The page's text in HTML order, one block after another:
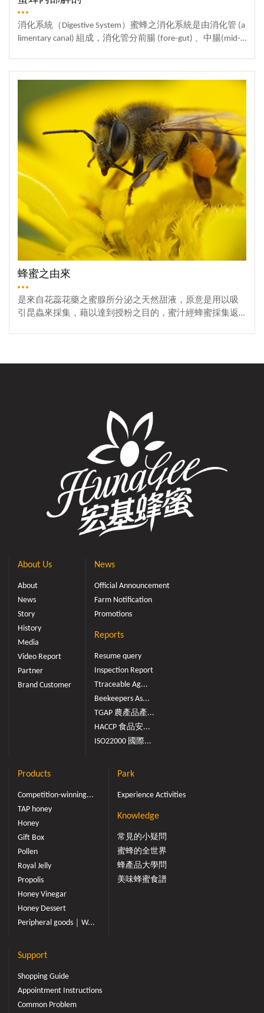
拔出時，針柄刺毛膜同時附在螫針上，警報費洛蒙也能繼
續作用，導引其它蜜蜂追擊被螫的人，及聚集在巢門口，
作攻擊準備或飛出攻擊。異戊乙酸〔IPA ; Isopentyl (isoamyl)
味，蜂農很熟悉這種味道，管理蜂群時碰撞到蜂箱引起蜂
蟲費洛蒙（brood pheromones）有抑制費洛蒙、幼蟲辨識費
洛蒙及刺激飛行費洛蒙三種。1. 抑制費洛蒙（inhibitory phe
romone）由工蜂幼蟲及蛹斯所分泌，能抑制小無王群內的
工蜂卵巢發育。因為，在有王及有幼蟲的蜂群中，工蜂的
卵巢很小，如果把工蜂幼蟲及蛹移除，工蜂的卵巢會逐漸
發育。所以，在無王及無幼蟲群中，是工蜂的幼蟲或蛹抑
制費洛蒙的作用，來抑制工蜂的卵巢發育，而不是蜂王的
幼蟲或幼蟲。2. 幼蟲辨識費洛蒙（brood-recognition pherom
one）工蜂辨認雄蜂、工蜂幼蟲及蛹是依賴這種費洛蒙來分
辨。幼蟲辨識費洛蒙還有促使工蜂聚集的作用。3. 刺激飛
行費洛蒙（foraging stimulating pheromone）也是一種接觸
性的費洛蒙，當幼蟲被紗網隔開後，彼此接觸的機會減
少，工蜂的採集花粉及花蜜會減少，因此，幼蟲的數目及
氣味，影響工蜂的採集飛行行為。
對足(leg) ，中後胸之背側各生一對膜質翅 (wing) ，足與翅
均為蜜蜂之運動器官。蜜蜂之足由基節 (coxa) 、轉節 (troch
anter) 、腿節 (femur) 、脛節 (tibia) 、跗節(tarsus)及前跗節
內，掃除觸角上之花粉。工蜂之後足又名攜粉足 (pollen-carr
ying leg) ，長而扁平，脛節最為寬扁，外側表面略凹陷，邊
緣有長毛，形成可以攜帶花粉之特殊裝置，稱花粉籃(pollen
basket) ，採集之花粉集中在此處，脛節末端與第一節 (basit
arsus) 連接處形成一夾鉗稱花粉壓 (pollen press) 幫助花粉裝
在花粉籃內。第一跗節亦龐大扁大，裡側有數排堅硬短
毛，稱為花粉梳 (pollen comb) ，刷取身體後端部花粉。 蜜
蜂之翅呈膜質透明，前翅 (fore-wing) 大，後翅 (hind-wing)
小，後翅前緣有一排翅鉤，飛翔時與前翅後緣連接，運動
一致。蜜蜂之翅除了飛行外，還能搧動氣流，調節蜂箱內
的濕度與溫度。腹部蜂王及工蜂腹部可見六個環節，雄蜂
則為七節，每節皆由背板及腹板構成。蜂王因腹內生殖系
統含有大量的卵，故腹部甚為長大。工蜂最後四環節腹板
中央各有一對蠟腺開口，第六節背板內含腺體稱納氏腺 (Na
ssanoff gland) ，能分泌揮發性化學物質費洛蒙 (pheromone)
，發出訊息供彼此聯絡之用。工蜂腹部末端腹面生有螫針
一枚，為產卵管 (ovipositor)，即為自衛武器，尖端生有倒
鉤，末端與毒囊相連，當工蜂將螫針刺入時，由於倒鉤作
便會死亡，蜂王之螫針專司產卵，而雄蜂則無螫針。蜜蜂
沿腹背，經胸部而開口於腦下，背管在腹部部分稱心臟 (he
流回體腔 。血液在體中流動時將養料輸送到體內各器官、
翅及足等部位，同時將各器官新陳代謝所產生的廢物送到
消化系統（Digestive System）蜜蜂之消化系統是由消化管 (a
limentary canal) 組成，消化管分前腸 (fore-gut) 、中腸(mid-g
後方，是消化管之最前方，食道是一肌肉壁之細長管，食
物在口器咀嚼時拌隨唾腺 (salivary gland) 分泌之唾液，易於
進入並通過咽喉及食道，蜜囊是貯存蜜汁和水分的地方，
工蜂之蜜囊伸縮性很大，其容積可擴大至60立方毫米，蜂
王及雄蜂之蜜囊則不發達。 蜜囊之後至腹腔前端部分之腸
道是為中腸，為蜜蜂消化食物及吸收營養之主要器官，腸
壁白色多皺褶，腸壁細胞具消化和吸收功能，中腸與後腸
交界處著生有馬氏管 (Malpighian tubules) ，後腸前端部分為
彎曲細長之小腸，凡中腸未消化之食物經小腸繼續消化和
吸收，最後剩餘之食物殘渣經直腸而排出體外。排泄系統
（Secretory System）蜜蜂主要的排泄器官為馬氏管，馬氏
管末端閉塞游離於腹腔中，從血液中吸收尿酸及鹽類，經
大腸排出體外。呼吸系統（Resporatory System）蜜蜂呼吸
系統由氣管 (trachea) 、氣孔 (spiracle) 及微氣管(tracheoles)
構成，氣孔是呼吸系統對外之開口，分佈於胸、腹部之二
側，氣管與氣孔相連呈分枝狀，分布體內各處，有些部分
膨大呈囊狀稱為氣囊 (air sac) ，氣管之最末端即為微氣管，
直接貼附於體內各組織以進行氣體交換。循環系統（Circula
tory System）蜜蜂之循環系統主由背管 (dorsal vessel) 構
之前端為動脈 (aorta) ，血液由體腔經心門流入心臟 ，向前
ductive System）蜜蜂之生殖系統因生殖能力不同而有差
異，玆將蜂王、工蜂與雄蜂分別簡述如下：♦蜂王之生殖系
統蜂王之生殖系統主由卵巢 ( ovary ) 、輸卵管 ( oviduct ) ﹑
貯精囊 (spermatheca)、陰道(vagina) 等部構成。卵巢左右各
一，大形呈梨狀，內含一百餘條微卵管 (ovariole)，卵即在
微卵管形成，成熟卵由卵巢進入側輸卵管，兩側輸卵管會
合成一條中輸卵管，卵經此再通過陰道，而由生殖孔排
出，陰道上方有一球形貯精囊，蜂王與雄蜂交配後，雄蜂
之精液即貯存於此，供一生使用 。貯精囊以一小管稱貯精
囊管(spermathecalduct) 與陰道相連，貯精囊管末端尚具貯
生殖系統與蜂王相似，但卵巢甚退化，僅具數條微卵管，
小，精子即由其內之精管 (sperm tube) 中形成，成熟精子經
輸精管 (vasdeferens) 至貯藏囊 (seminal vesicle) ，交尾前精子
暫時在此貯存，二貯藏囊末端各有一膨大之黏液腺 (mucous
gland) ，二黏液腺開口癒合為一而與射精管 (ejaculatory duc
t) 相連，射精管之末端則與陰莖 (penis) 相連。雄蜂之陰莖
壓力而將陰莖從腹腔內翻出體外，在實施蜜蜂人工受精時
亦可擠壓雄蜂腹部使陰莖外翻以採取精液。神經系統及感
覺器官（ Nervous System and Sense Organs）蜜蜂之神經系
統亦如一般昆蟲，中央神經系由腦 (brain) 及腹神經索 (ventr
al nerve cord)構成，腦在頭部位於咽喉上方，為神經中樞，
腹神經索則包含食道下神經球 (suboesopha gealganglion) 、
二對胸神經球、及四對腹神經球，各有神經連至所在環節
紅色盲，蜜蜂這種辨別光線能力乃和自然界花朵顏色相適
應，蜜蜂複眼尚能辨識偏光，故當太陽被雲或其他物體遮
住時，只要能看到一角藍天，便能由反射的偏光而知太陽
的方位。蜜蜂的觸覺和嗅覺器亦極發達，這是由分布全身
的感覺毛及觸角末端鞭節上的許多圓錐形嗅覺器及板狀嗅
More
蜂蜜之由來
是來自花蕊花藥之蜜腺所分泌之天然甜液，原意是用以吸
引昆蟲來採集，藉以達到授粉之目的，蜜汁經蜂蜜採集返
About Us
About
News
Story
History
Media
Video Report
Partner
Brand Customer
News
Official Announcement
Farm Notification
Promotions
Reports
Resume query
Inspection Report
Ttraceable Ag...
Beekeepers As...
TGAP 農產品產...
HACCP 食品安...
ISO22000 國際...
Products
Competition-winning...
TAP honey
Honey
Gift Box
Pollen
Royal Jelly
Propolis
Honey Vinegar
Honey Dessert
Peripheral goods｜W...
Park
Experience Activities
Knowledge
常見的小疑問
蜜蜂的全世界
蜂產品大學問
美味蜂蜜食譜
Support
Shopping Guide
Appointment Instructions
Common Problem